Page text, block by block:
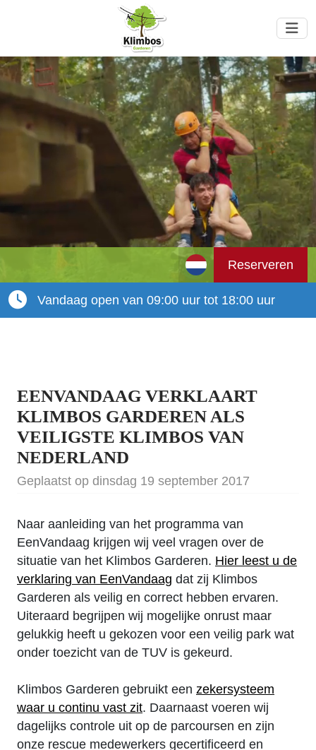
Reserveren
Vandaag open van 09:00 uur tot 18:00 uur
EENVANDAAG VERKLAART
KLIMBOS GARDEREN ALS
VEILIGSTE KLIMBOS VAN
NEDERLAND
Geplaatst op dinsdag 19 september 2017
Naar aanleiding van het programma van
EenVandaag krijgen wij veel vragen over de
situatie van het Klimbos Garderen. Hier leest u de
verklaring van EenVandaag dat zij Klimbos
Garderen als veilig en correct hebben ervaren.
Uiteraard begrijpen wij mogelijke onrust maar
gelukkig heeft u gekozen voor een veilig park wat
onder toezicht van de TUV is gekeurd.
Klimbos Garderen gebruikt een zekersysteem
waar u continu vast zit. Daarnaast voeren wij
dagelijks controle uit op de parcoursen en zijn
onze rescue medewerkers gecertificeerd en